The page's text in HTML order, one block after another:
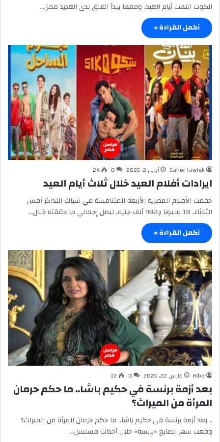
الكوت انتهت أيام العيد، ومعها يبدأ القلق لدى العديد ممن…
أكمل القراءة »
Saher tawfek أبريل 2, 2025 0
24
ايرادات أفلام العيد خلال ثلاث أيام العيد
حققت الأفلام المصرية الأربعة المتنافسة في شباك التذاكر أمس
الثلاثاء، 18 مليونا و982 ألف جنيه، ليصل إجمالي ما حققته خلال…
أكمل القراءة »
Hiba مارس 22, 2025 0
12
بعد أزمة برنسة في حكيم باشا.. ما حكم حرمان
المرأة من الميراث؟
.. بعد أزمة برنسة في حكيم باشا.. ما حكم حرمان المرأة من الميراث؟
وقعت سهر الصايغ «برنسة» خلال أحداث مسلسل…